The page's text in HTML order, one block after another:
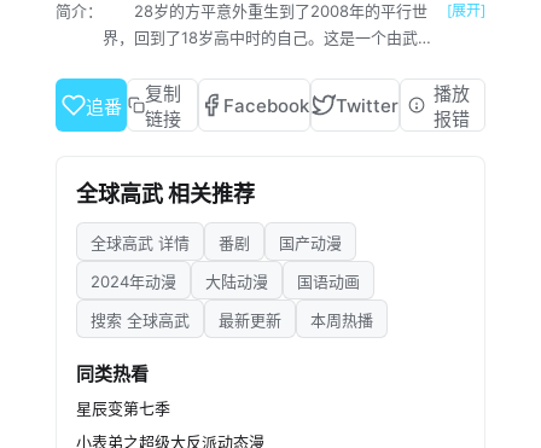
简介：
28岁的方平意外重生到了2008年的平行世
界，回到了18岁高中时的自己。这是一个由武者
位及权利。因前世战天帝的命运巧合，重生后的
方平体内生成了武道系统，可通过接触任意价值
提升。通过系统金手指及自身头脑，方平顺利进
入摩都武科大学进修，在日后的岁月中，不断完
成自我成长。面对未知的困境，他逐渐意识到武
者需要承担的责任与守护亲情、友情、爱情的使
[展开]
追番
复制
链接
Facebook Twitter
播放
报错
全球高武 相关推荐
全球高武 详情 番剧
国产动漫
2024年动漫
大陆动漫
国语动画
搜索 全球高武
最新更新 本周热播
同类热看
星辰变第七季
小表弟之超级大反派动态漫